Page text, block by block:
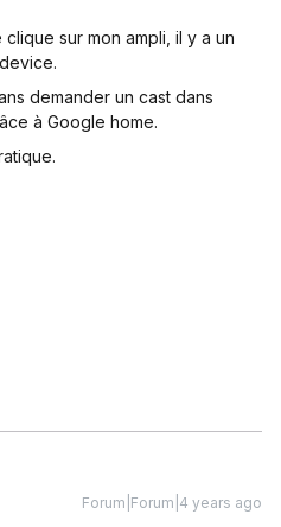
sur mon ampli, il y a un
demander un cast dans
à Google home.
Forum|Forum|4 years ago